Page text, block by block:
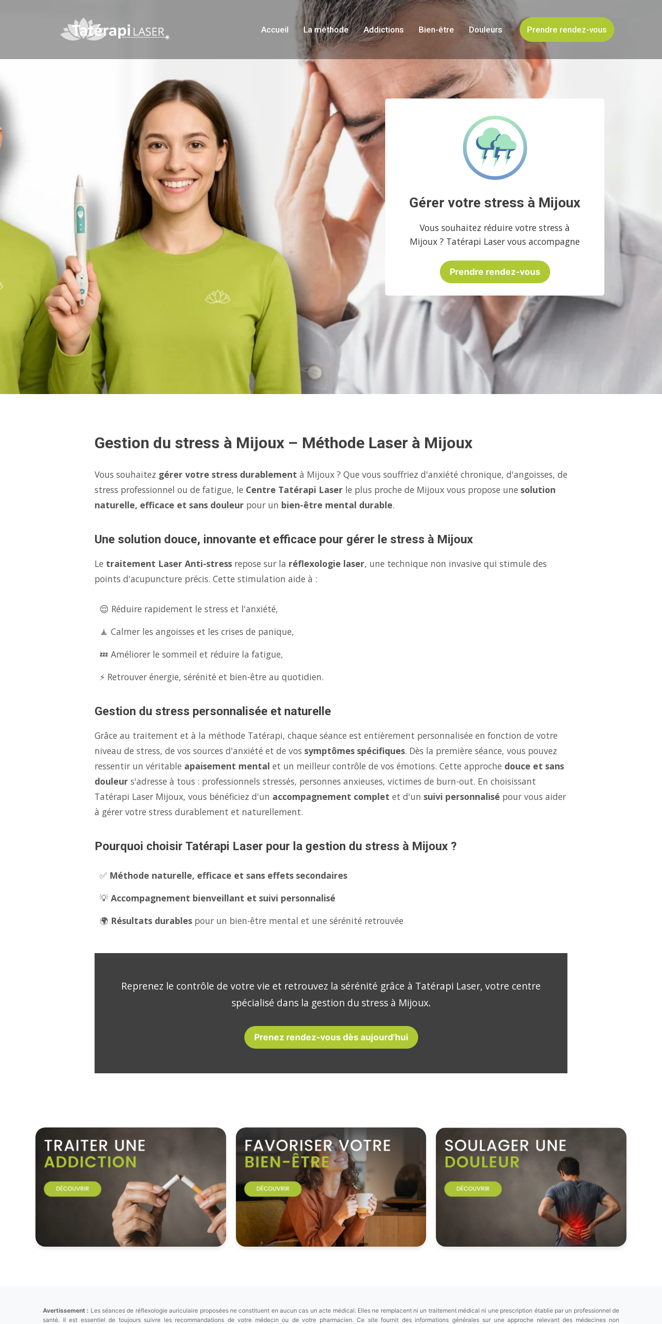
Accueil La méthode Addictions Bien-être Douleurs Prendre rendez-vous
Gérer votre stress à Mijoux
Vous souhaitez réduire votre stress à
Mijoux ? Tatérapi Laser vous accompagne
Prendre rendez-vous
Gestion du stress à Mijoux – Méthode Laser à Mijoux
Vous souhaitez gérer votre stress durablement à Mijoux ? Que vous souffriez d'anxiété chronique, d'angoisses, de
stress professionnel ou de fatigue, le Centre Tatérapi Laser le plus proche de Mijoux vous propose une solution
naturelle, efficace et sans douleur pour un bien-être mental durable.
Une solution douce, innovante et efficace pour gérer le stress à Mijoux
Le traitement Laser Anti-stress repose sur la réflexologie laser, une technique non invasive qui stimule des
points d'acupuncture précis. Cette stimulation aide à :
😌 Réduire rapidement le stress et l'anxiété,
🧘 Calmer les angoisses et les crises de panique,
💤 Améliorer le sommeil et réduire la fatigue,
⚡ Retrouver énergie, sérénité et bien-être au quotidien.
Gestion du stress personnalisée et naturelle
Grâce au traitement et à la méthode Tatérapi, chaque séance est entièrement personnalisée en fonction de votre
niveau de stress, de vos sources d'anxiété et de vos symptômes spécifiques. Dès la première séance, vous pouvez
ressentir un véritable apaisement mental et un meilleur contrôle de vos émotions. Cette approche douce et sans
douleur s'adresse à tous : professionnels stressés, personnes anxieuses, victimes de burn-out. En choisissant
Tatérapi Laser Mijoux, vous bénéficiez d'un accompagnement complet et d'un suivi personnalisé pour vous aider
à gérer votre stress durablement et naturellement.
Pourquoi choisir Tatérapi Laser pour la gestion du stress à Mijoux ?
✅ Méthode naturelle, efficace et sans effets secondaires
💡 Accompagnement bienveillant et suivi personnalisé
🌍 Résultats durables pour un bien-être mental et une sérénité retrouvée
Reprenez le contrôle de votre vie et retrouvez la sérénité grâce à Tatérapi Laser, votre centre
spécialisé dans la gestion du stress à Mijoux.
Prenez rendez-vous dès aujourd'hui
Avertissement : Les séances de réflexologie auriculaire proposées ne constituent en aucun cas un acte médical. Elles ne remplacent ni un traitement médical ni une prescription établie par un professionnel de
santé. Il est essentiel de toujours suivre les recommandations de votre médecin ou de votre pharmacien. Ce site fournit des informations générales sur une approche relevant des médecines non